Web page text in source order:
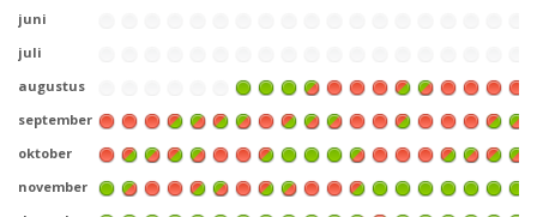
juni
juli
augustus
september
oktober
november